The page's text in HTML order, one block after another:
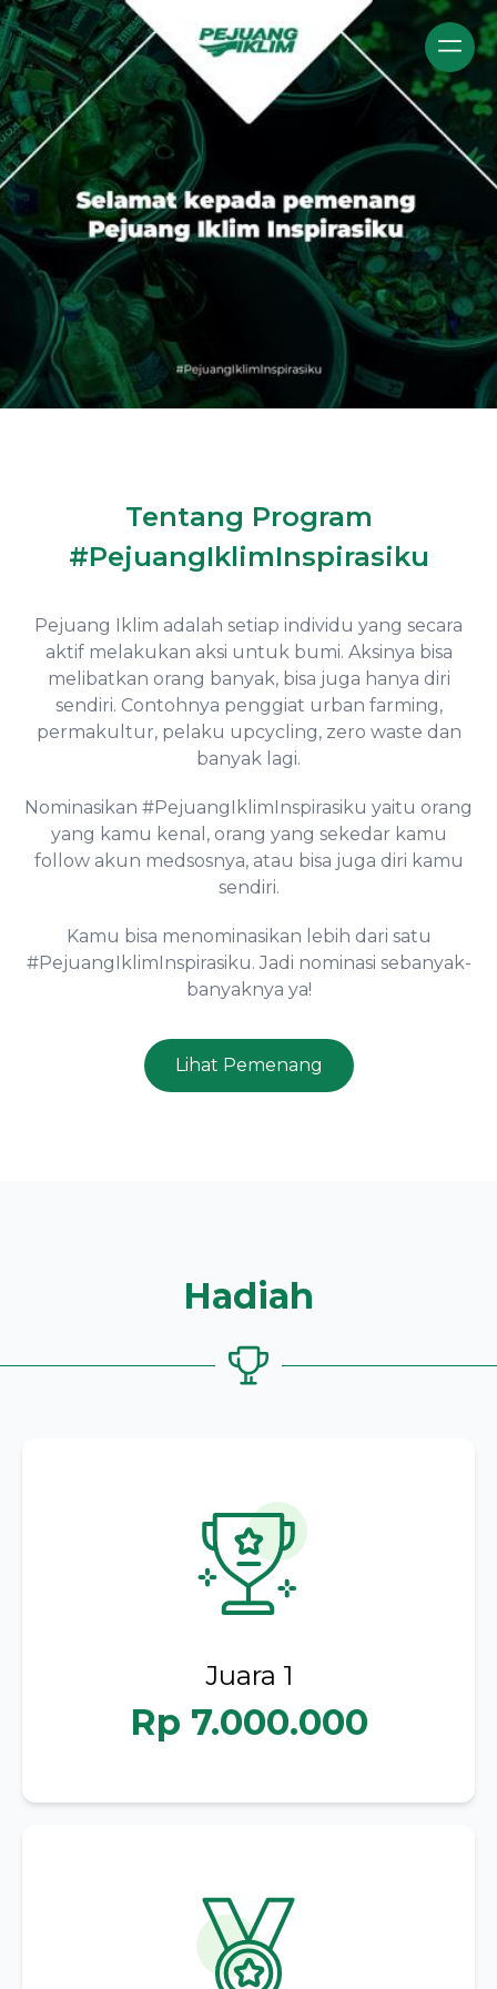
Tentang Program
#PejuangIklimInspirasiku
Pejuang Iklim adalah setiap individu yang secara
aktif melakukan aksi untuk bumi. Aksinya bisa
melibatkan orang banyak, bisa juga hanya diri
sendiri. Contohnya penggiat urban farming,
permakultur, pelaku upcycling, zero waste dan
banyak lagi.
Nominasikan #PejuangIklimInspirasiku yaitu orang
yang kamu kenal, orang yang sekedar kamu
follow akun medsosnya, atau bisa juga diri kamu
sendiri.
Kamu bisa menominasikan lebih dari satu
#PejuangIklimInspirasiku. Jadi nominasi sebanyak-
banyaknya ya!
Lihat Pemenang
Hadiah
Juara 1
Rp 7.000.000